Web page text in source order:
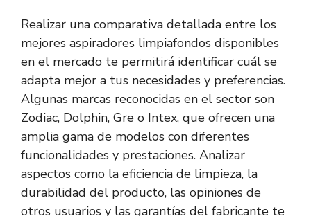
Realizar una comparativa detallada entre los
mejores aspiradores limpiafondos disponibles
en el mercado te permitirá identificar cuál se
adapta mejor a tus necesidades y preferencias.
Algunas marcas reconocidas en el sector son
Zodiac, Dolphin, Gre o Intex, que ofrecen una
amplia gama de modelos con diferentes
funcionalidades y prestaciones. Analizar
aspectos como la eficiencia de limpieza, la
durabilidad del producto, las opiniones de
otros usuarios y las garantías del fabricante te